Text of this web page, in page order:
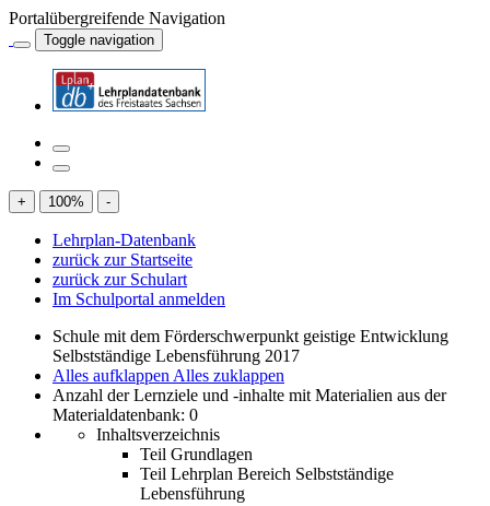
Portalübergreifende Navigation
Toggle navigation
+ 100% -
Lehrplan-Datenbank
zurück zur Startseite
zurück zur Schulart
Im Schulportal anmelden
Schule mit dem Förderschwerpunkt geistige Entwicklung
Selbstständige Lebensführung 2017
Alles aufklappen Alles zuklappen
Anzahl der Lernziele und -inhalte mit Materialien aus der
Materialdatenbank: 0
Inhaltsverzeichnis
Teil Grundlagen
Teil Lehrplan Bereich Selbstständige
Lebensführung